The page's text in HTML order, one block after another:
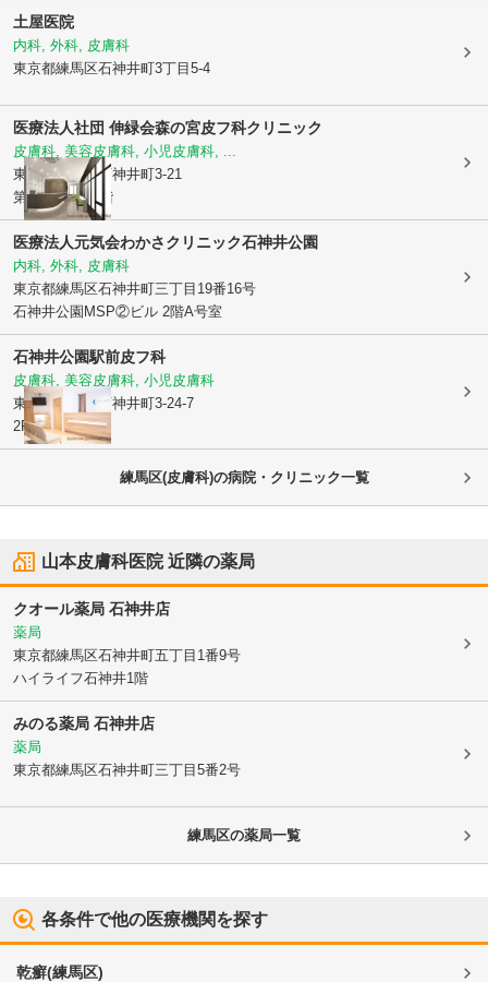
土屋医院
内科, 外科, 皮膚科
東京都練馬区石神井町3丁目5-4
医療法人社団 伸緑会森の宮皮フ科クリニック
皮膚科, 美容皮膚科, 小児皮膚科, ...
東京都練馬区石神井町3-21
第3島光ビル5階
医療法人元気会わかさクリニック石神井公園
内科, 外科, 皮膚科
東京都練馬区石神井町三丁目19番16号
石神井公園MSP②ビル 2階A号室
石神井公園駅前皮フ科
皮膚科, 美容皮膚科, 小児皮膚科
東京都練馬区石神井町3-24-7
2F
練馬区(皮膚科)の病院・クリニック一覧
山本皮膚科医院近隣の薬局
クオール薬局 石神井店
薬局
東京都練馬区石神井町五丁目1番9号
ハイライフ石神井1階
みのる薬局 石神井店
薬局
東京都練馬区石神井町三丁目5番2号
練馬区の薬局一覧
各条件で他の医療機関を探す
乾癬(練馬区)